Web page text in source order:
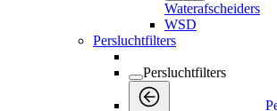
Waterafscheiders
WSD
Persluchtfilters
Persluchtfilters